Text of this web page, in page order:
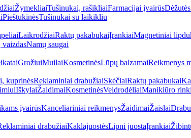
ŽymekliaiTušinukai, rašikliaiFarmacijai įvairūs
PieštukinėsTušinukai su laikikliu
LaikrodžiaiRaktų pakabukaiĮrankiaiMagnetiniai
vaizdasNamų saugai
GrožiuiMuilaiKosmetinėsLūpų balzamaiReikmenys
kuprinėsReklaminiai drabužiaiSkėčiaiRaktų pakabukai
IškylaiŽaidimaiKosmetinėsVeidrodėliaiManikiūro
įvairūsKanceliariniai reikmenysŽaidimaiŽaislai
drabužiaiKaklajuostėsLipni juostaĮrankiai